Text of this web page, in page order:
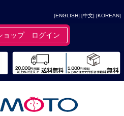
[ENGLISH] [中文] [KOREAN]
ョップ ログイン